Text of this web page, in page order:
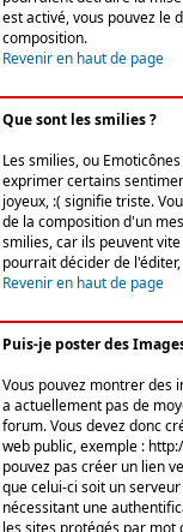
est activé, vous pouvez le
composition.
Revenir en haut de page
Que sont les smilies ?
Les smilies, ou
exprimer certains
joyeux, :( signifie triste.
de la composition d'un
smilies, car ils peuvent
pourrait décider de
Revenir en haut de page
Puis-je poster des
Vous pouvez montrer des
a actuellement pas de
forum. Vous devez donc
web public, exemple :
pouvez pas créer un lien
que celui-ci soit un
nécessitant une
les sites protégés par mot